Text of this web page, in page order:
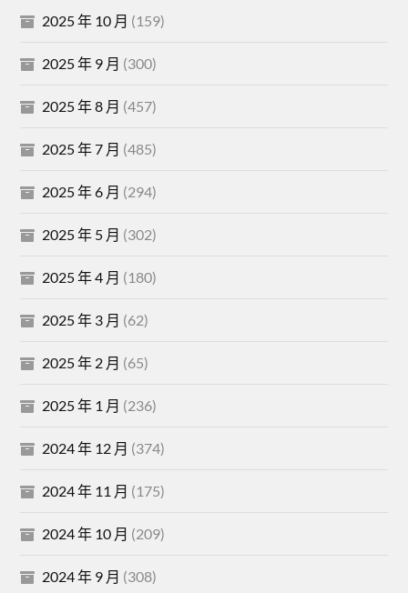
2025 年 10 月 (159)
2025 年 9 月 (300)
2025 年 8 月 (457)
2025 年 7 月 (485)
2025 年 6 月 (294)
2025 年 5 月 (302)
2025 年 4 月 (180)
2025 年 3 月 (62)
2025 年 2 月 (65)
2025 年 1 月 (236)
2024 年 12 月 (374)
2024 年 11 月 (175)
2024 年 10 月 (209)
2024 年 9 月 (308)